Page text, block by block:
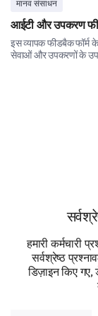
Yes
No
like to
On a scale
1 - Not at
5 - Very
मानव संसाधन
आईटी और उपकरण
इस व्यापक फीडबैक फॉर्म
सेवाओं और उपकरणों के
हमारी कर्मचारी
सर्वश्रेष्ठ
डिज़ाइन किए